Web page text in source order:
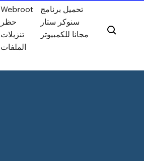
Webroot
حظر
تنزيلات
الملفات
تحميل برنامج
سنوكر ستار
مجانا للكمبيوتر